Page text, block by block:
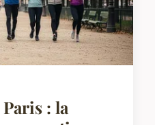
: la